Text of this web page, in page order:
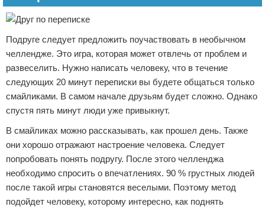
Подруге следует предложить поучаствовать в необычном
челлендже. Это игра, которая может отвлечь от проблем и
развеселить. Нужно написать человеку, что в течение
следующих 20 минут переписки вы будете общаться только
смайликами. В самом начале друзьям будет сложно. Однако
спустя пять минут люди уже привыкнут.
В смайликах можно рассказывать, как прошел день. Также
они хорошо отражают настроение человека. Следует
попробовать понять подругу. После этого челленджа
необходимо спросить о впечатлениях. 90 % грустных людей
после такой игры становятся веселыми. Поэтому метод
подойдет человеку, которому интересно, как поднять